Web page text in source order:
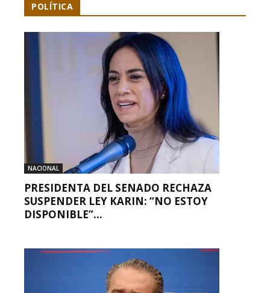
POLÍTICA
NACIONAL
PRESIDENTA DEL SENADO RECHAZA
SUSPENDER LEY KARIN: “NO ESTOY
DISPONIBLE”...